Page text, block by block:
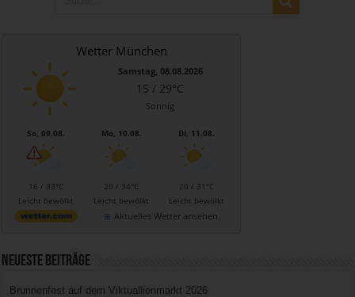
Wetter München
Samstag, 08.08.2026
15 / 29°C
Sonnig
So, 09.08.
16 / 33°C
Leicht bewölkt
Mo, 10.08.
20 / 34°C
Leicht bewölkt
Di, 11.08.
20 / 31°C
Leicht bewölkt
Aktuelles Wetter ansehen
Neueste Beiträge
Brunnenfest auf dem Viktuallienmarkt 2026